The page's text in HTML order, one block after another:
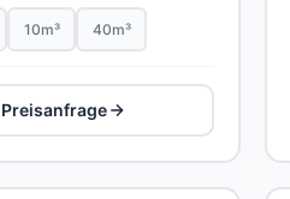
10m³ 40m³